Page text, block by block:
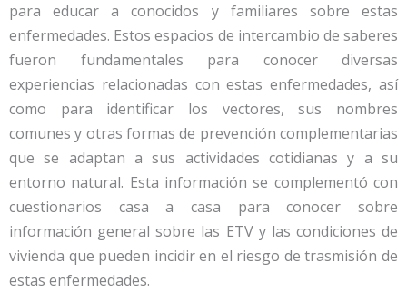
para educar a conocidos y familiares sobre estas
enfermedades. Estos espacios de intercambio de saberes
fueron fundamentales para conocer diversas
experiencias relacionadas con estas enfermedades, así
como para identificar los vectores, sus nombres
comunes y otras formas de prevención complementarias
que se adaptan a sus actividades cotidianas y a su
entorno natural. Esta información se complementó con
cuestionarios casa a casa para conocer sobre
información general sobre las ETV y las condiciones de
vivienda que pueden incidir en el riesgo de trasmisión de
estas enfermedades.